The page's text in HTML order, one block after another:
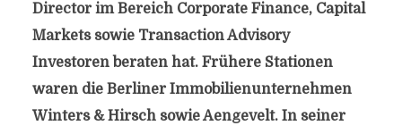
Director im Bereich Corporate Finance, Capital
Markets sowie Transaction Advisory
Investoren beraten hat. Frühere Stationen
waren die Berliner Immobilienunternehmen
Winters & Hirsch sowie Aengevelt. In seiner